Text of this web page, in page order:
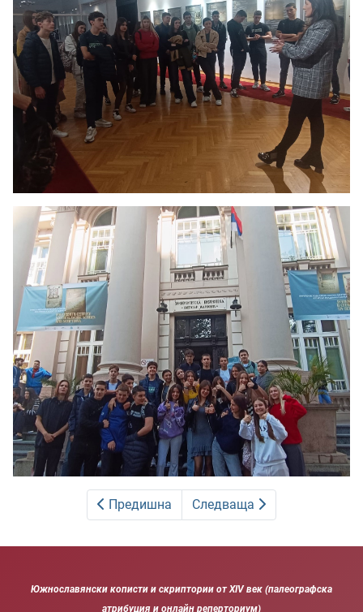
Предишна Следваща
Южнославянски кописти и скриптории от XIV век (палеографска
атрибуция и онлайн реперториум)